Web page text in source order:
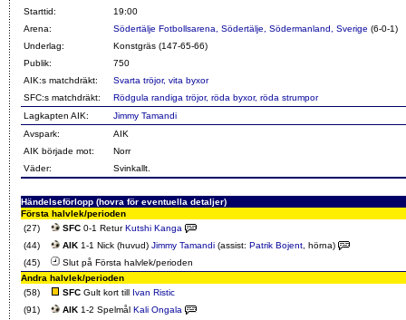
Starttid:
19:00
Arena:
Södertälje Fotbollsarena, Södertälje, Södermanland, Sverige (6-0-1)
Underlag:
Konstgräs (147-65-66)
Publik:
750
AIK:s matchdräkt:
Svarta tröjor, vita byxor
SFC:s matchdräkt:
Rödgula randiga tröjor, röda byxor, röda strumpor
Lagkapten AIK:
Jimmy Tamandi
Avspark:
AIK
AIK började mot:
Norr
Väder:
Svinkallt.
Händelseförlopp (hovra för eventuella detaljer)
Första halvlek/perioden
(27)
SFC 0-1 ReturKutshi Kanga
(44)
AIK 1-1 Nick (huvud) Jimmy Tamandi (assist: Patrik Bojent , hörna)
(45)
Slut på Första halvlek/perioden
Andra halvlek/perioden
(58)
SFC Gult kort till Ivan Ristic
(91)
AIK 1-2 Spelmål Kali Ongala